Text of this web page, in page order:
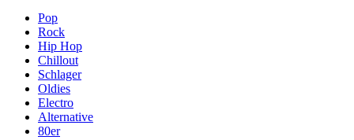
Pop
Rock
Hip Hop
Chillout
Schlager
Oldies
Electro
Alternative
80er